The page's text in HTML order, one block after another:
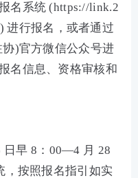
名系统 (https://link.2
进行报名，或者通过
)官方微信公众号进
名信息、资格审核和
日早 8：00—4 月 28
，按照报名指引如实